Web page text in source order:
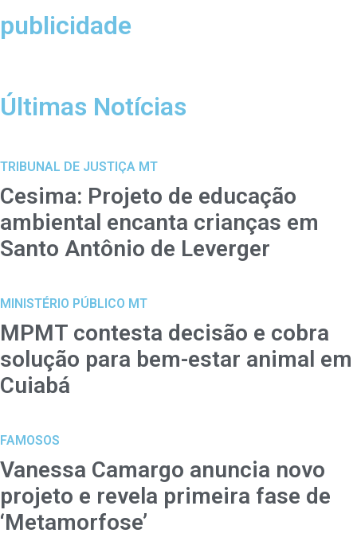
publicidade
Últimas Notícias
TRIBUNAL DE JUSTIÇA MT
Cesima: Projeto de educação
ambiental encanta crianças em
Santo Antônio de Leverger
MINISTÉRIO PÚBLICO MT
MPMT contesta decisão e cobra
solução para bem-estar animal em
Cuiabá
FAMOSOS
Vanessa Camargo anuncia novo
projeto e revela primeira fase de
‘Metamorfose’